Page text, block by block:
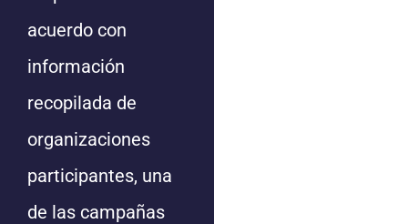
acuerdo con
información
recopilada de
organizaciones
participantes, una
de las campañas